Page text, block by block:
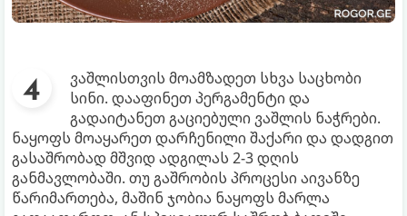
ვაშლისთვის მოამზადეთ სხვა საცხობი
სინი. დააფინეთ პერგამენტი და
გადაიტანეთ გაციებული ვაშლის ნაჭრები.
ნაყოფს მოაყარეთ დარჩენილი შაქარი და დადგით
გასაშრობად მშვიდ ადგილას 2-3 დღის
განმავლობაში. თუ გაშრობის პროცესი აივანზე
წარიმართება, მაშინ ჯობია ნაყოფს მარლა